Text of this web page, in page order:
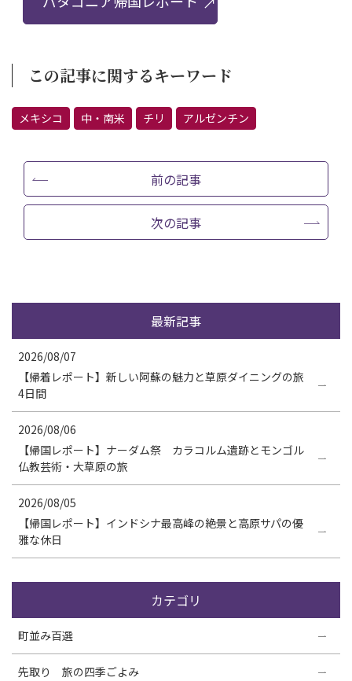
この記事に関するキーワード
メキシコ 中・南米 チリ アルゼンチン
前の記事
次の記事
最新記事
2026/08/07
【帰着レポート】新しい阿蘇の魅力と草原ダイニングの旅
4日間
2026/08/06
【帰国レポート】ナーダム祭 カラコルム遺跡とモンゴル
仏教芸術・大草原の旅
2026/08/05
【帰国レポート】インドシナ最高峰の絶景と高原サパの優
雅な休日
カテゴリ
町並み百選
先取り 旅の四季ごよみ